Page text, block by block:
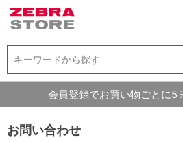
キーワードから探す
キーワードから探す
会員登録でお買い物ごとに5
お問い合わせ